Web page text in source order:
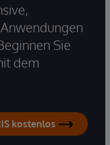
Sie
dem
kostenlos